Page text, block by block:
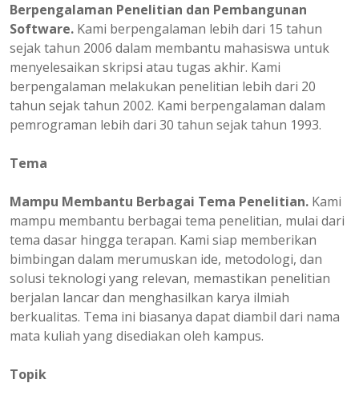
Berpengalaman Penelitian dan Pembangunan
Software. Kami berpengalaman lebih dari 15 tahun
sejak tahun 2006 dalam membantu mahasiswa untuk
menyelesaikan skripsi atau tugas akhir. Kami
berpengalaman melakukan penelitian lebih dari 20
tahun sejak tahun 2002. Kami berpengalaman dalam
pemrograman lebih dari 30 tahun sejak tahun 1993.
Tema
Mampu Membantu Berbagai Tema Penelitian. Kami
mampu membantu berbagai tema penelitian, mulai dari
tema dasar hingga terapan. Kami siap memberikan
bimbingan dalam merumuskan ide, metodologi, dan
solusi teknologi yang relevan, memastikan penelitian
berjalan lancar dan menghasilkan karya ilmiah
berkualitas. Tema ini biasanya dapat diambil dari nama
mata kuliah yang disediakan oleh kampus.
Topik